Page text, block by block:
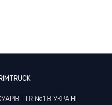
T.I.R №1 В УКРАЇНІ